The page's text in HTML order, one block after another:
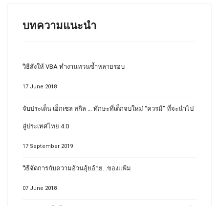
บทความแนะนำ
วิธีสั่งให้ VBA ทำงานทวนซ้ำหลายรอบ
17 June 2018
จับประเด็น เอ็กเซล สกิล ... ทักษะที่เด็กจบใหม่ “ควรมี” ที่จะนำไป
สู่ประเทศไทย 4.0
17 September 2019
วิธีจัดการกับความอ้วนอุ้ยอ้าย...ของแฟ้ม
07 June 2018